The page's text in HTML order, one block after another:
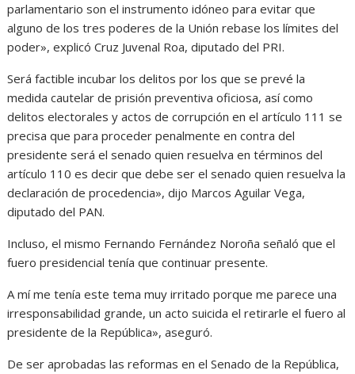
parlamentario son el instrumento idóneo para evitar que
alguno de los tres poderes de la Unión rebase los límites del
poder», explicó Cruz Juvenal Roa, diputado del PRI.
Será factible incubar los delitos por los que se prevé la
medida cautelar de prisión preventiva oficiosa, así como
delitos electorales y actos de corrupción en el artículo 111 se
precisa que para proceder penalmente en contra del
presidente será el senado quien resuelva en términos del
artículo 110 es decir que debe ser el senado quien resuelva la
declaración de procedencia», dijo Marcos Aguilar Vega,
diputado del PAN.
Incluso, el mismo Fernando Fernández Noroña señaló que el
fuero presidencial tenía que continuar presente.
A mí me tenía este tema muy irritado porque me parece una
irresponsabilidad grande, un acto suicida el retirarle el fuero al
presidente de la República», aseguró.
De ser aprobadas las reformas en el Senado de la República,